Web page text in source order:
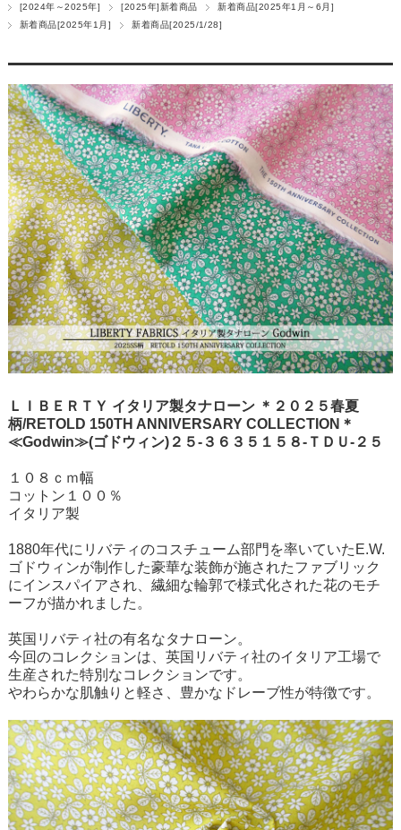
[2024年～2025年] [2025年]新着商品
新着商品[2025年1月～6月]
新着商品[2025年1月]
新着商品[2025/1/28]
ＬＩＢＥＲＴＹ イタリア製タナローン ＊２０２５春夏
柄/RETOLD 150TH ANNIVERSARY COLLECTION＊
≪Godwin≫(ゴドウィン)２５-３６３５１５８-ＴＤＵ-２５
１０８ｃｍ幅
コットン１００％
イタリア製
1880年代にリバティのコスチューム部門を率いていたE.W.
ゴドウィンが制作した豪華な装飾が施されたファブリック
にインスパイアされ、繊細な輪郭で様式化された花のモチ
ーフが描かれました。
英国リバティ社の有名なタナローン。
今回のコレクションは、英国リバティ社のイタリア工場で
生産された特別なコレクションです。
やわらかな肌触りと軽さ、豊かなドレーブ性が特徴です。